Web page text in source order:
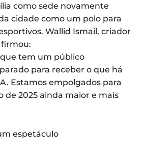
como sede novamente
cidade como um polo para
Wallid Ismail, criador
tem um público
para receber o que há
Estamos empolgados para
de 2025 ainda maior e mais
espetáculo